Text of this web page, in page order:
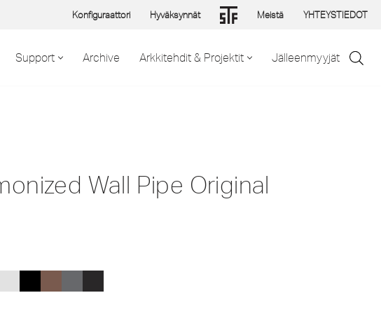
Konfiguraattori Hyväksynnät Meistä YHTEYSTIEDOT
Support Archive Arkkitehdit & Projektit Jälleenmyyjät
Wall Pipe Original